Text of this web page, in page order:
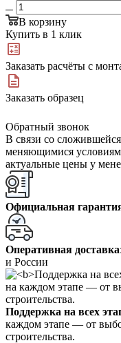
В корзину
Купить в 1 клик
Заказать расчёты с
Заказать образец
Обратный звонок
В связи со
меняющимися
актуальные цены у
Официальная
Оперативная доставка
и России
Поддержка на всех
каждом этапе — от
строительства.